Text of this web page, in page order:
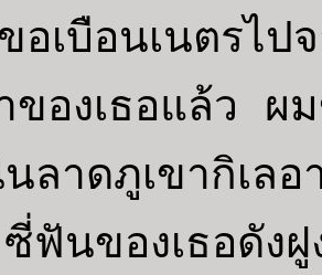
เบือนเนตรไป
ของเธอแล้ว ผ
ลาดภูเขากิเลอ
นของเธอดังฝูง